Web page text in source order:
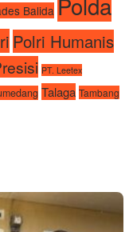
Balida
Polri Humanis
PT. Leetex
Talaga Tambang